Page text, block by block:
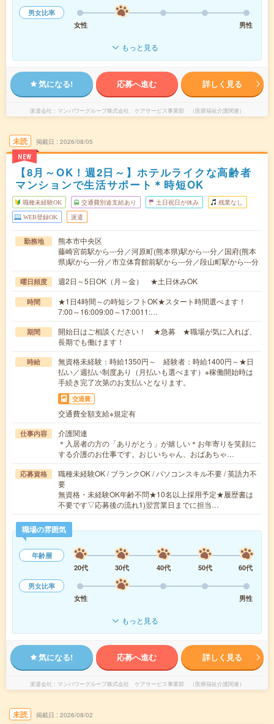
男女比率
女性
男性
もっと見る
気になる! 応募へ進む 詳しく見る
派遣会社 マンパワーグループ株式会社 ケアサービス事業部 （医療福祉介護関連）
未読
NEW
掲載日 2026/08/05
【8月～OK！週2日～】ホテルライクな高齢者
マンションで生活サポート＊時短OK
職種未経験OK 交通費別途支給あり 土日祝日が休み 残業なし
WEB登録OK 派遣
勤務地
熊本市中央区
藤崎宮前駅から---分／河原町(熊本県)駅から---分／国府(熊本
県)駅から---分／市立体育館前駅から---分／段山町駅から---分
曜日頻度 週2日～5日OK（月～金） ★土日休みOK
時間
★1日4時間～の時短シフトOK★スタート時間選べます！
7:00～16:009:00～17:0011:…
期間
開始日はご相談ください！ ★急募 ★職場が気に入れば、
長期でも働けます！
時給
無資格未経験：時給1350円～ 経験者：時給1400円～★日
払い／週払い制度あり（月払いも選べます）※稼働開始時は
手続き完了次第のお支払いとなります。
交通費
交通費全額支給※規定有
仕事内容
介護関連
＊入居者の方の「ありがとう」が嬉しい＊お年寄りを笑顔に
する介護のお仕事です。おじいちゃん、おばあちゃ…
応募資格
職種未経験OK / ブランクOK / パソコンスキル不要 / 英語力不
要
無資格・未経験OK年齢不問★10名以上採用予定★履歴書は
不要です▽応募後の流れ1)翌営業日までに担当…
職場の雰囲気
年齢層
20代
30代 40代 50代
60代
男女比率
女性
男性
もっと見る
気になる! 応募へ進む 詳しく見る
派遣会社 マンパワーグループ株式会社 ケアサービス事業部 （医療福祉介護関連）
未読 掲載日 2026/08/02